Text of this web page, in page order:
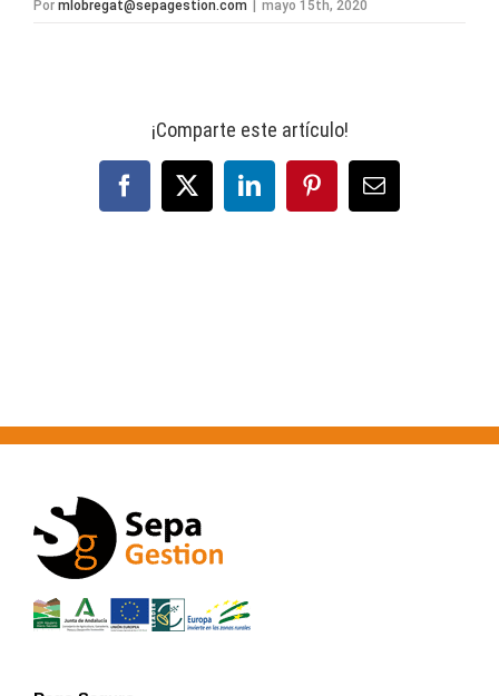
Por mlobregat@sepagestion.com | mayo 15th, 2020
¡Comparte este artículo!
Facebook
X LinkedInPinterestCorreo
electrónico